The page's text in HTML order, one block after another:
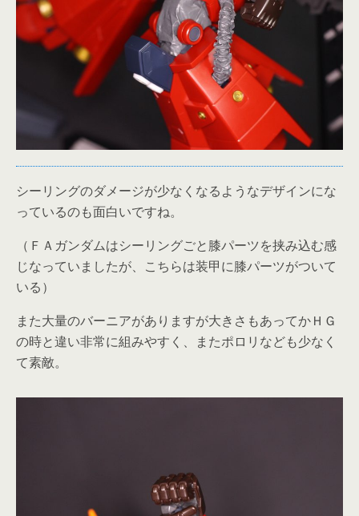
シーリングのダメージが少なくなるようなデザインにな
っているのも面白いですね。
（ＦＡガンダムはシーリングごと膝パーツを挟み込む感
じなっていましたが、こちらは装甲に膝パーツがついて
いる）
また大量のバーニアがありますが大きさもあってかＨＧ
の時と違い非常に組みやすく、またポロリなども少なく
て素敵。